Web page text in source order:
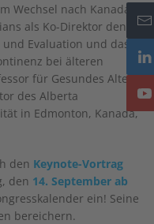
Wechsel nach Kanada
als Ko-Direktor den
Evaluation und das
bei älteren
für Gesundes Altern
des Alberta
in Edmonton, Kanada,
den Keynote-Vortrag
den 14. September ab
ein! Seine
bereichern.